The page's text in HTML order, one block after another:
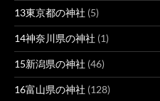
13東京都の神社 (5)
14神奈川県の神社 (1)
15新潟県の神社 (46)
16富山県の神社 (128)